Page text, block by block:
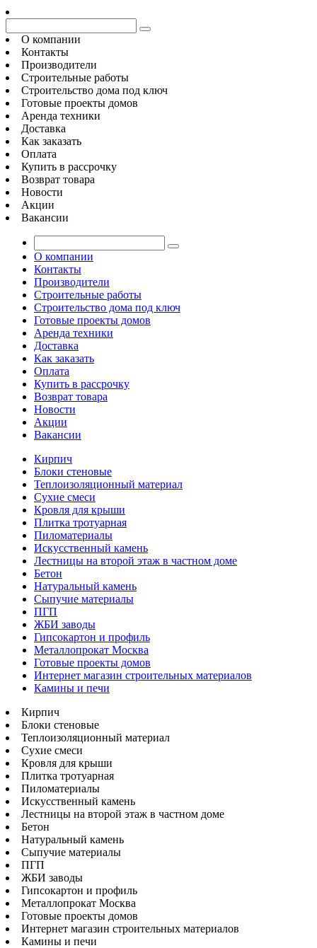
О компании
Контакты
Производители
Строительные работы
Строительство дома под ключ
Готовые проекты домов
Аренда техники
Доставка
Как заказать
Оплата
Купить в рассрочку
Возврат товара
Новости
Акции
Вакансии
О компании
Контакты
Производители
Строительные работы
Строительство дома под ключ
Готовые проекты домов
Аренда техники
Доставка
Как заказать
Оплата
Купить в рассрочку
Возврат товара
Новости
Акции
Вакансии
Кирпич
Блоки стеновые
Теплоизоляционный материал
Сухие смеси
Кровля для крыши
Плитка тротуарная
Пиломатериалы
Искусственный камень
Лестницы на второй этаж в частном доме
Бетон
Натуральный камень
Сыпучие материалы
ПГП
ЖБИ заводы
Гипсокартон и профиль
Металлопрокат Москва
Готовые проекты домов
Интернет магазин строительных материалов
Камины и печи
Кирпич
Блоки стеновые
Теплоизоляционный материал
Сухие смеси
Кровля для крыши
Плитка тротуарная
Пиломатериалы
Искусственный камень
Лестницы на второй этаж в частном доме
Бетон
Натуральный камень
Сыпучие материалы
ПГП
ЖБИ заводы
Гипсокартон и профиль
Металлопрокат Москва
Готовые проекты домов
Интернет магазин строительных материалов
Камины и печи